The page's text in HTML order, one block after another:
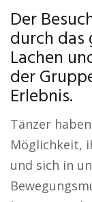
Der
durch das
Lachen
der
Erlebnis.
Tänzer
Möglichkeit,
und sich in